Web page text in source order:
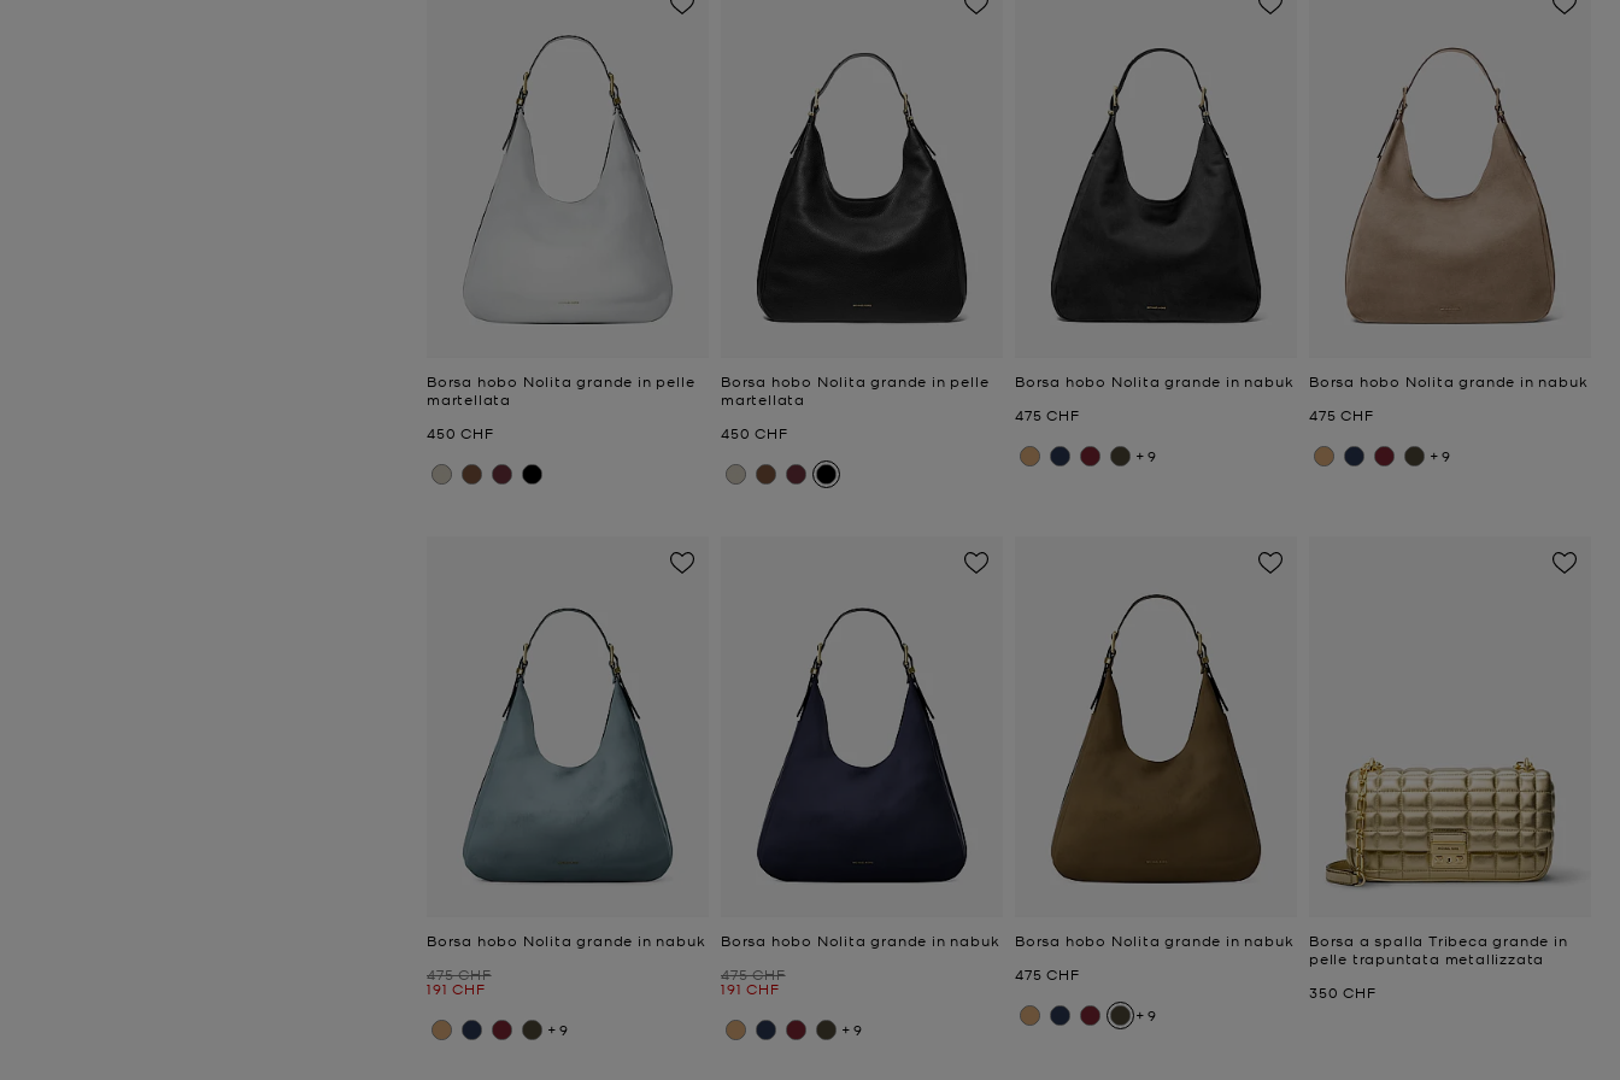
Borsa hobo Nolita grande in pelle
martellata
Prezzo attuale
450 CHF
Borsa hobo Nolita grande in pelle
martellata
Prezzo attuale
450 CHF
Borsa hobo Nolita grande in nabuk
Prezzo attuale
475 CHF
+9
Borsa hobo Nolita grande in nabuk
Prezzo attuale
475 CHF
+9
Borsa hobo Nolita grande in nabuk
Prezzo iniziale
475 CHF
Prezzo attuale
191 CHF
+9
Borsa hobo Nolita grande in nabuk
Prezzo iniziale
475 CHF
Prezzo attuale
191 CHF
+9
Borsa hobo Nolita grande in nabuk
Prezzo attuale
475 CHF
+9
Borsa a spalla Tribeca grande in
pelle trapuntata metallizzata
Prezzo attuale
350 CHF